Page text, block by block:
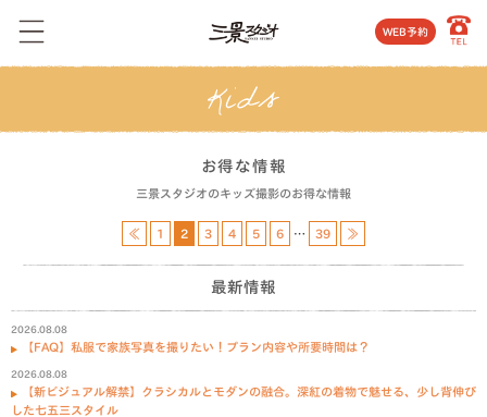
WEB予約
お得な情報
三景スタジオのキッズ撮影のお得な情報
≪ 1 2 3 4 5 6 … 39 ≫
最新情報
2026.08.08
【FAQ】私服で家族写真を撮りたい！プラン内容や所要時間は？
2026.08.08
【新ビジュアル解禁】クラシカルとモダンの融合。深紅の着物で魅せる、少し背伸び
した七五三スタイル